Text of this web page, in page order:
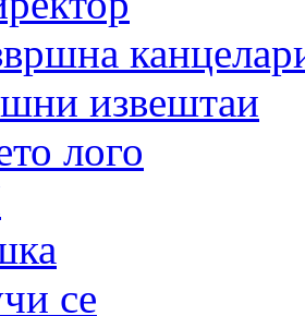
извештаи
лого
се